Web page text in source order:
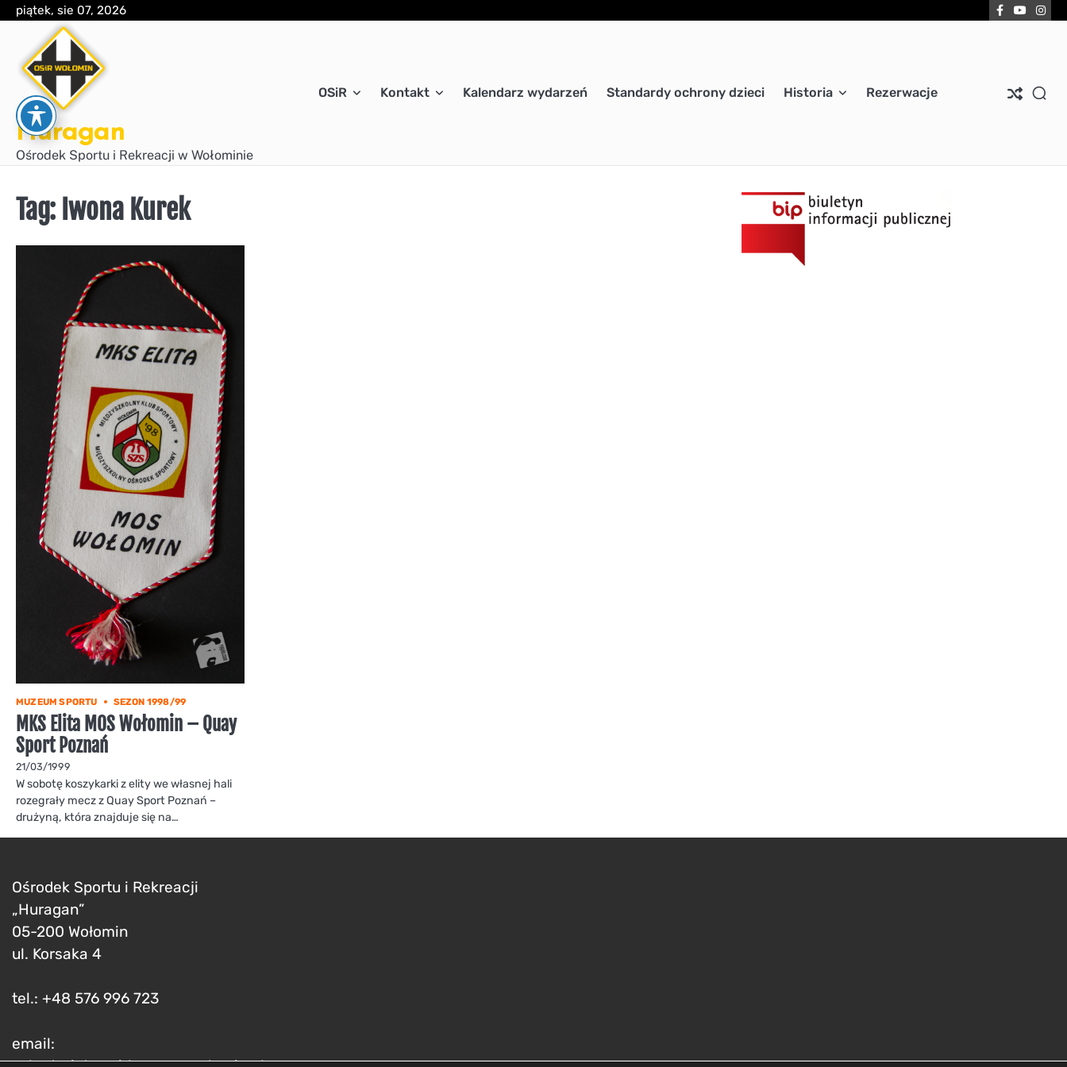
Skip
content
piątek, sie 07, 2026 Facebook
Huragan
Ośrodek Sportu i Rekreacji w Wołominie
OSiR Kontakt Kalendarz wydarzeń Standardy ochrony dzieci Historia Rezerwacje
Tag: Iwona Kurek
MUZEUM SPORTU SEZON 1998/99
MKS Elita MOS Wołomin – Quay
Sport Poznań
21/03/1999
W sobotę koszykarki z elity we własnej hali
rozegrały mecz z Quay Sport Poznań –
drużyną, która znajduje się na…
Ośrodek Sportu i Rekreacji
„Huragan”
05-200 Wołomin
ul. Korsaka 4
tel.: +48 576 996 723
email: